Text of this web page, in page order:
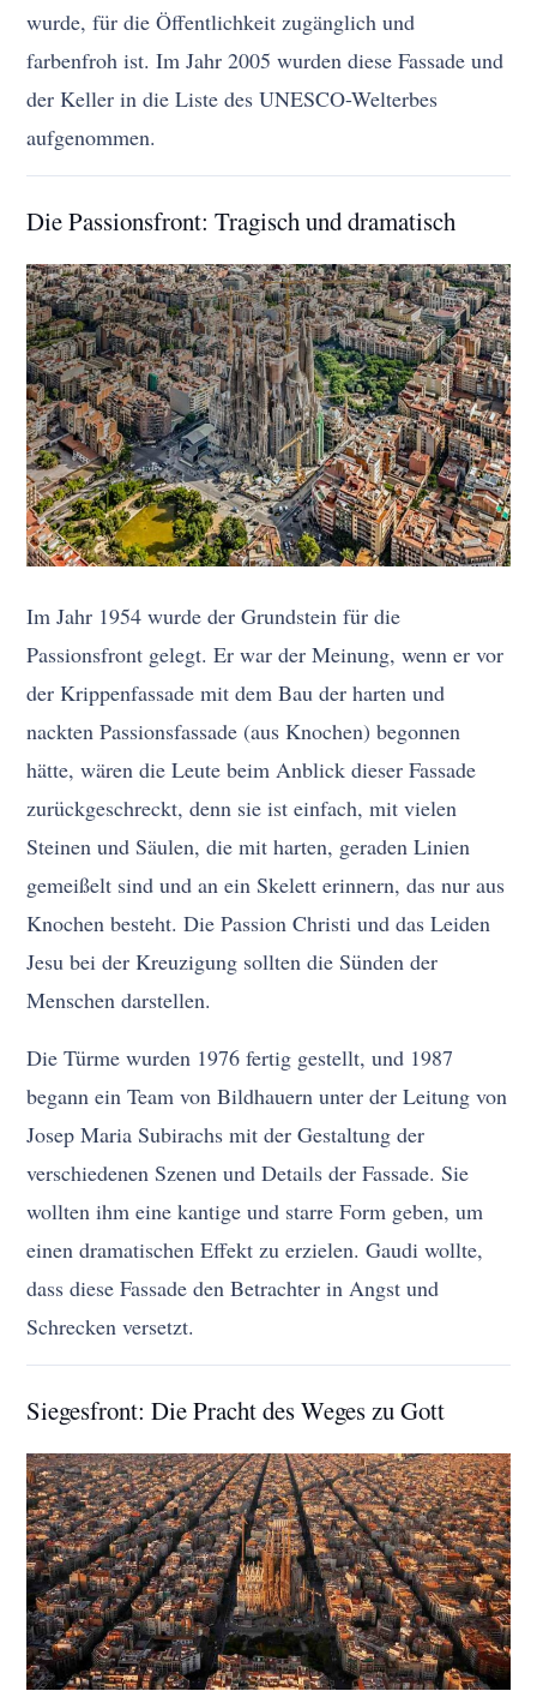
wurde, für die Öffentlichkeit zugänglich und
farbenfroh ist. Im Jahr 2005 wurden diese Fassade und
der Keller in die Liste des UNESCO-Welterbes
aufgenommen.
Die Passionsfront: Tragisch und dramatisch
Im Jahr 1954 wurde der Grundstein für die
Passionsfront gelegt. Er war der Meinung, wenn er vor
der Krippenfassade mit dem Bau der harten und
nackten Passionsfassade (aus Knochen) begonnen
hätte, wären die Leute beim Anblick dieser Fassade
zurückgeschreckt, denn sie ist einfach, mit vielen
Steinen und Säulen, die mit harten, geraden Linien
gemeißelt sind und an ein Skelett erinnern, das nur aus
Knochen besteht. Die Passion Christi und das Leiden
Jesu bei der Kreuzigung sollten die Sünden der
Menschen darstellen.
Die Türme wurden 1976 fertig gestellt, und 1987
begann ein Team von Bildhauern unter der Leitung von
Josep Maria Subirachs mit der Gestaltung der
verschiedenen Szenen und Details der Fassade. Sie
wollten ihm eine kantige und starre Form geben, um
einen dramatischen Effekt zu erzielen. Gaudi wollte,
dass diese Fassade den Betrachter in Angst und
Schrecken versetzt.
Siegesfront: Die Pracht des Weges zu Gott